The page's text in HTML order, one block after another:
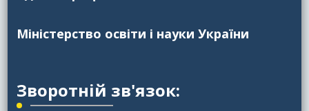
Міністерство освіти і науки України
Зворотній зв'язок: